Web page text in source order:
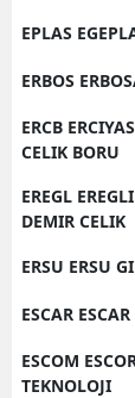
EPLAS
ERBOS
ERCB ERCIYAS
CELIK BORU
EREGL EREGLI
DEMIR CELIK
ERSU ERSU
ESCAR
ESCOM
TEKNOLOJI